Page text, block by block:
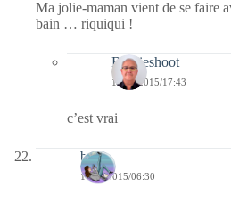
Ma jolie-maman vient de se faire
bain … riquiqui !
Bernieshoot
11/06/2015/17:43
c’est vrai
bulle
11/06/2015/06:30